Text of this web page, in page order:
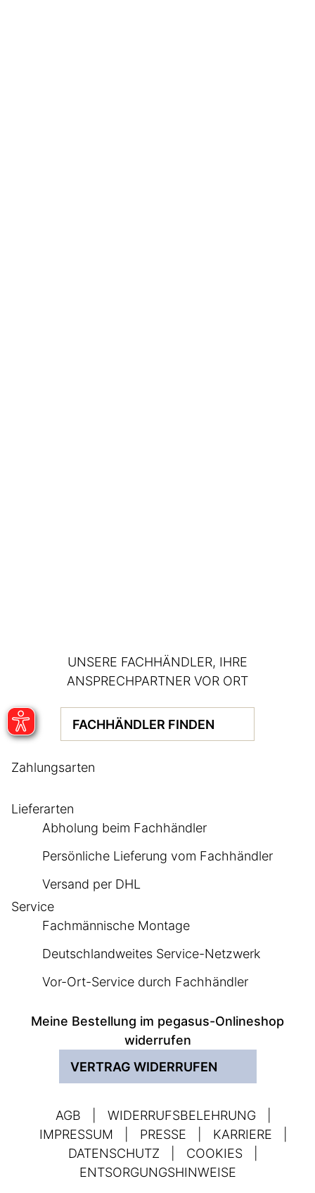
UNSERE FACHHÄNDLER, IHRE
ANSPRECHPARTNER VOR ORT
FACHHÄNDLER FINDEN
Zahlungsarten
Lieferarten
Abholung beim Fachhändler
Persönliche Lieferung vom Fachhändler
Versand per DHL
Service
Fachmännische Montage
Deutschlandweites Service-Netzwerk
Vor-Ort-Service durch Fachhändler
Meine Bestellung im pegasus-Onlineshop
widerrufen
VERTRAG WIDERRUFEN
AGB WIDERRUFSBELEHRUNG
IMPRESSUM
PRESSE KARRIERE
DATENSCHUTZ
COOKIES
ENTSORGUNGSHINWEISE